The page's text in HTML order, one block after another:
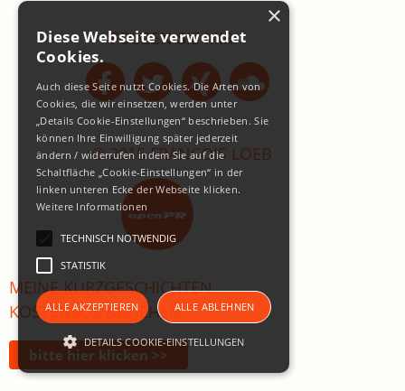
FOLGEN SIE MIR:
© 2015 FRANCOIS LOEB
MEINE KURZGESCHICHTEN
KOSTENLOS BEZIEHEN:
×
Diese Webseite verwendet
Cookies.
Auch diese Seite nutzt Cookies. Die Arten von
Cookies, die wir einsetzen, werden unter
„Details Cookie-Einstellungen“ beschrieben. Sie
können Ihre Einwilligung später jederzeit
ändern / widerrufen indem Sie auf die
Schaltfläche „Cookie-Einstellungen“ in der
linken unteren Ecke der Webseite klicken.
Weitere Informationen
TECHNISCH NOTWENDIG
STATISTIK
ALLE AKZEPTIEREN ALLE ABLEHNEN
DETAILS COOKIE-EINSTELLUNGEN